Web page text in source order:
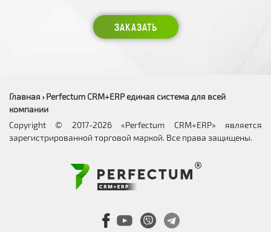
ЗАКАЗАТЬ
Главная › Perfectum CRM+ERP единая система для всей
компании
Copyright © 2017-2026 «Perfectum CRM+ERP» является
зарегистрированной торговой маркой. Все права защищены.